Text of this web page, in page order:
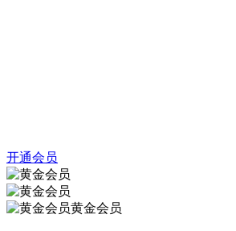
开通会员
黄金会员